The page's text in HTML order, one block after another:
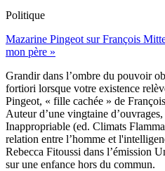
Politique
Mazarine Pingeot sur François
mon père »
Grandir dans l’ombre du pouvoir
fortiori lorsque votre existence
Pingeot, « fille cachée » de
Auteur d’une vingtaine
Inappropriable (ed. Climats
relation entre l’homme et
Rebecca Fitoussi dans l’émission
sur une enfance hors du commun.